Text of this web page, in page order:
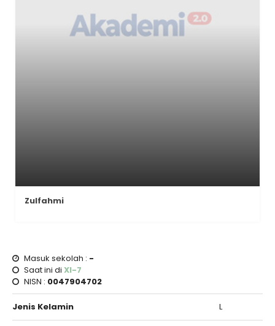
Zulfahmi
Masuk sekolah : -
Saat ini di XI-7
NISN : 0047904702
Jenis Kelamin L